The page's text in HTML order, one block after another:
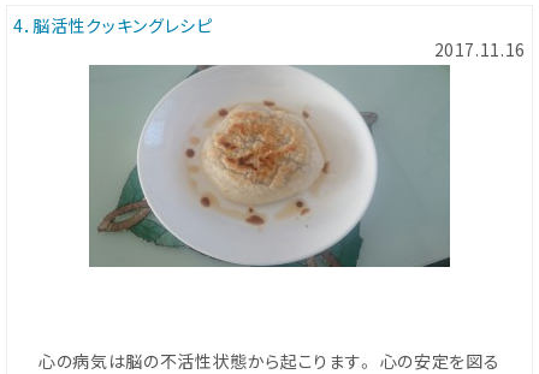
4．脳活性クッキングレシピ
2017.11.16
心の病気は脳の不活性状態から起こります。 心の安定を図る